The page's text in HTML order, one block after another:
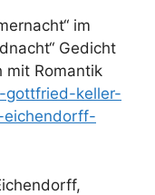
im
Gedicht
mit Romantik
gottfried-keller-
eichendorff-